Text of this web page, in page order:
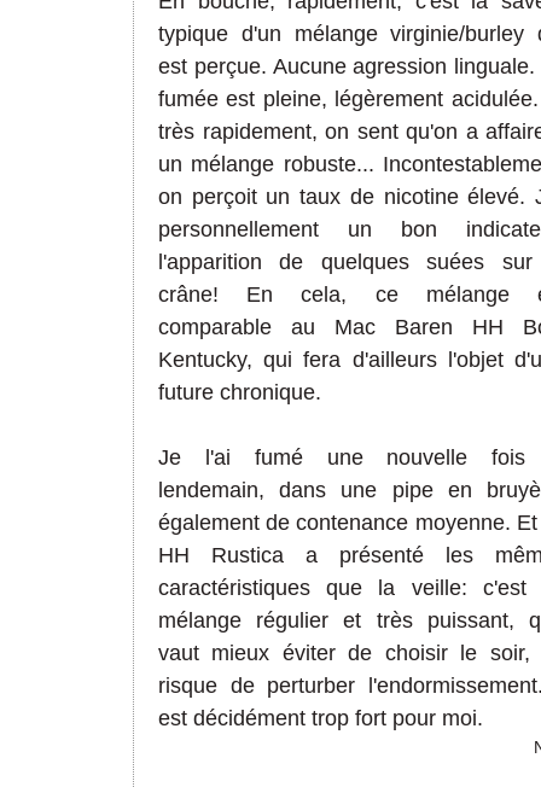
typique d'un mélange virginie/burley
est perçue. Aucune agression linguale.
fumée est pleine, légèrement
très rapidement, on sent qu'on a
un mélange robuste...
on perçoit un taux de nicotine élevé.
personnellement un bon
l'apparition de quelques suées
crâne! En cela, ce mélange
comparable au Mac Baren HH
Kentucky, qui fera d'ailleurs l'objet
future chronique.
Je l'ai fumé une nouvelle fois
lendemain, dans une pipe en
également de contenance moyenne.
HH Rustica a présenté les
caractéristiques que la veille: c'est
mélange régulier et très puissant,
vaut mieux éviter de choisir le soir,
risque de perturber
est décidément trop fort pour moi.